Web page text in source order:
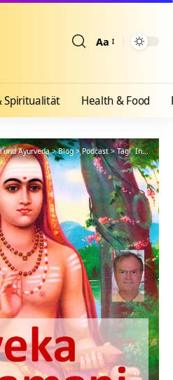
Aa
Spiritualität Health & Food
und Ayurveda>Blog>Podcast>Tägl. Inspiration